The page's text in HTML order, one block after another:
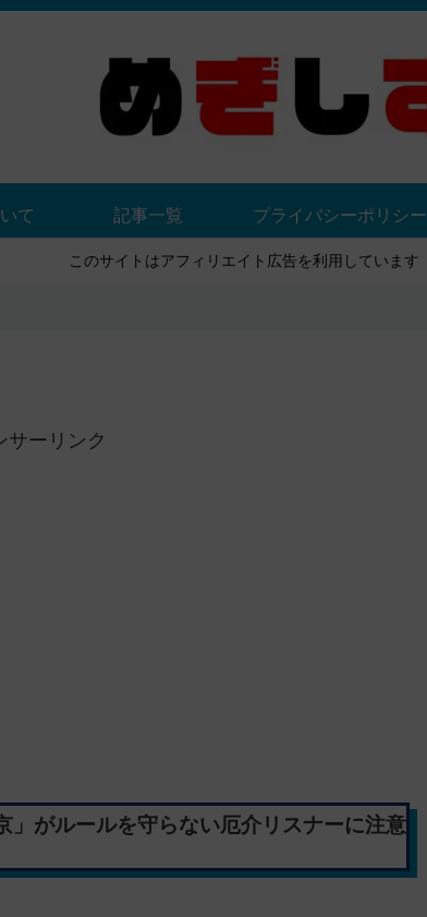
て 記事一覧 プライバシーポリシー
このサイトはアフィリエイト広告を利用しています
サーリンク
」がルールを守らない厄介リスナーに注意